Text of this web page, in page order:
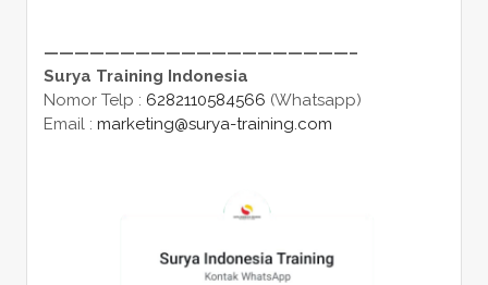
————————————————————–
Surya Training Indonesia
Nomor Telp : 6282110584566 (Whatsapp)
Email : marketing@surya-training.com